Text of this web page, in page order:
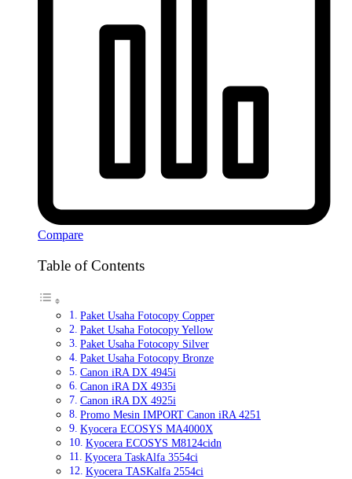
Compare
Table of Contents
Paket Usaha Fotocopy Copper
Paket Usaha Fotocopy Yellow
Paket Usaha Fotocopy Silver
Paket Usaha Fotocopy Bronze
Canon iRA DX 4945i
Canon iRA DX 4935i
Canon iRA DX 4925i
Promo Mesin IMPORT Canon iRA 4251
Kyocera ECOSYS MA4000X
Kyocera ECOSYS M8124cidn
Kyocera TaskAlfa 3554ci
Kyocera TASKalfa 2554ci